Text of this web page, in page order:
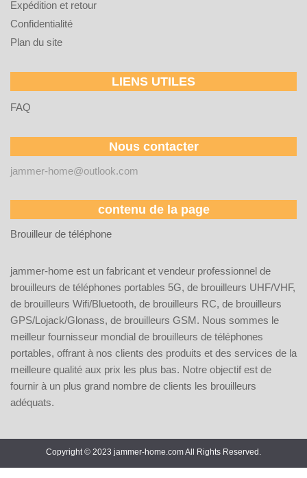
Expédition et retour
Confidentialité
Plan du site
LIENS UTILES
FAQ
Nous contacter
jammer-home@outlook.com
contenu de la page
Brouilleur de téléphone
jammer-home est un fabricant et vendeur professionnel de
brouilleurs de téléphones portables 5G, de brouilleurs UHF/VHF,
de brouilleurs Wifi/Bluetooth, de brouilleurs RC, de brouilleurs
GPS/Lojack/Glonass, de brouilleurs GSM. Nous sommes le
meilleur fournisseur mondial de brouilleurs de téléphones
portables, offrant à nos clients des produits et des services de la
meilleure qualité aux prix les plus bas. Notre objectif est de
fournir à un plus grand nombre de clients les brouilleurs
adéquats.
Copyright © 2023 jammer-home.com All Rights Reserved.